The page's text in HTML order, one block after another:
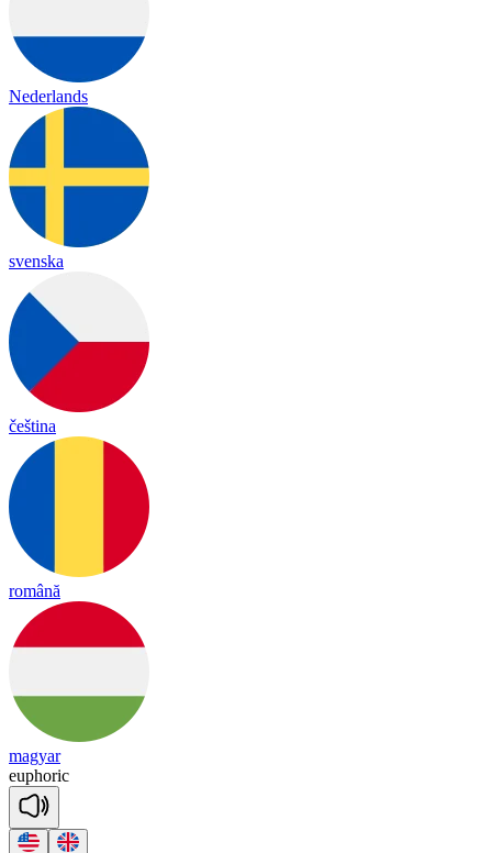
Nederlands
svenska
čeština
română
magyar
euphoric